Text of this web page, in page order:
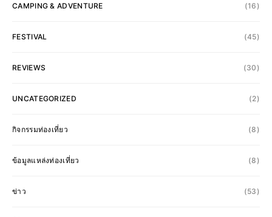
CAMPING & ADVENTURE (16)
FESTIVAL (45)
REVIEWS (30)
UNCATEGORIZED (2)
กิจกรรมท่องเที่ยว (8)
ข้อมูลแหล่งท่องเที่ยว (8)
ข่าว (53)